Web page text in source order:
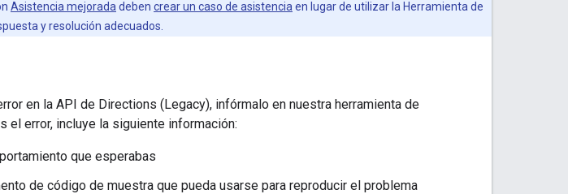
Asistencia mejorada deben crear un caso de asistencia en lugar de utilizar la Herramienta de
y resolución adecuados.
en la API de Directions (Legacy), infórmalo en nuestra herramienta de
el error, incluye la siguiente información:
que esperabas
de código de muestra que pueda usarse para reproducir el problema